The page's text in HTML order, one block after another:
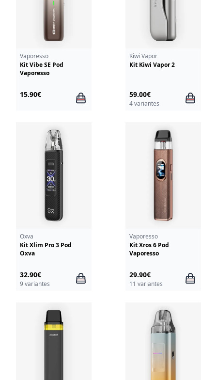
Vaporesso
Kit Vibe SE Pod
Vaporesso
15.90€
Kiwi Vapor
Kit Kiwi Vapor 2
59.00€
4 variantes
Oxva
Kit Xlim Pro 3 Pod
Oxva
32.90€
9 variantes
Vaporesso
Kit Xros 6 Pod
Vaporesso
29.90€
11 variantes